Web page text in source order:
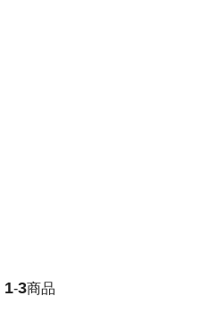
1-3商品